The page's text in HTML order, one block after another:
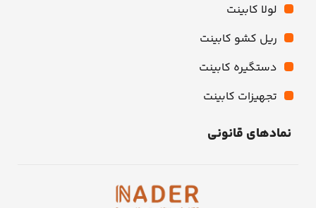
لولا کابینت
ریل کشو کابینت
دستگیره کابینت
تجهیزات کابینت
نمادهای قانونی